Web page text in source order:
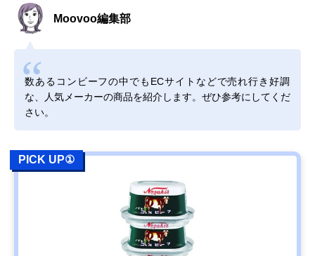
Moovoo編集部
数あるコンビーフの中でもECサイトなどで売れ行き好調
な、人気メーカーの商品を紹介します。ぜひ参考にしてくだ
さい。
PICK UP①